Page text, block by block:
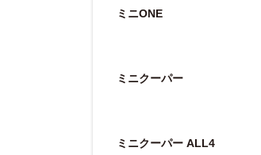
ミニONE
ミニクーパー
ミニクーパー ALL4